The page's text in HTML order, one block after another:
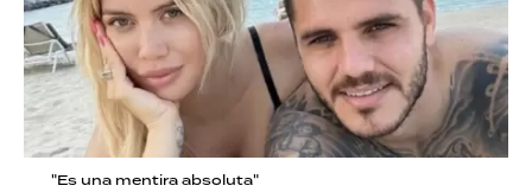
"Es una mentira absoluta"